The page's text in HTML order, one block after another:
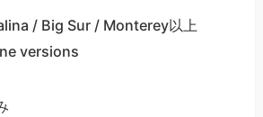
/ Big Sur / Monterey以上
versions